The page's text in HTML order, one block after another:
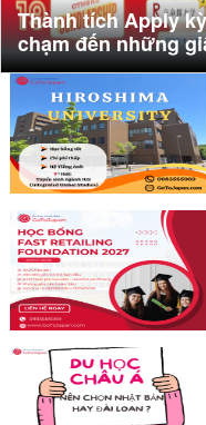
Thành tích Apply
chạm đến những